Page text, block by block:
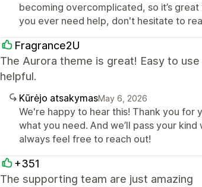
becoming overcomplicated, so it’s
you ever need help, don't hesitate to
Fragrance2U
The Aurora theme is great! Easy to
helpful.
Kūrėjo atsakymasMay 6, 2026
We're happy to hear this! Thank you
what you need. And we’ll pass your
always feel free to reach out!
+351
The supporting team are just amazing